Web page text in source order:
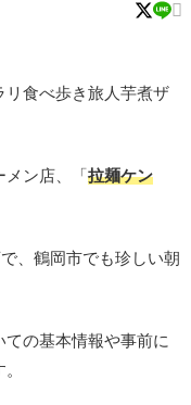

リ食べ歩き旅人芋煮ザ
ン店、「 拉麺ケン
、鶴岡市でも珍しい朝
ての基本情報や事前に